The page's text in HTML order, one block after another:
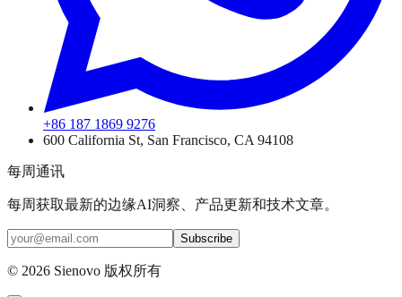
+86 187 1869 9276
600 California St, San Francisco, CA 94108
每周通讯
每周获取最新的边缘AI洞察、产品更新和技术文章。
Subscribe
© 2026 Sienovo 版权所有